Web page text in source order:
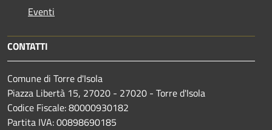
Eventi
CONTATTI
Comune di Torre d'Isola
Piazza Libertà 15, 27020 - 27020 - Torre d'Isola
Codice Fiscale: 80000930182
Partita IVA: 00898690185